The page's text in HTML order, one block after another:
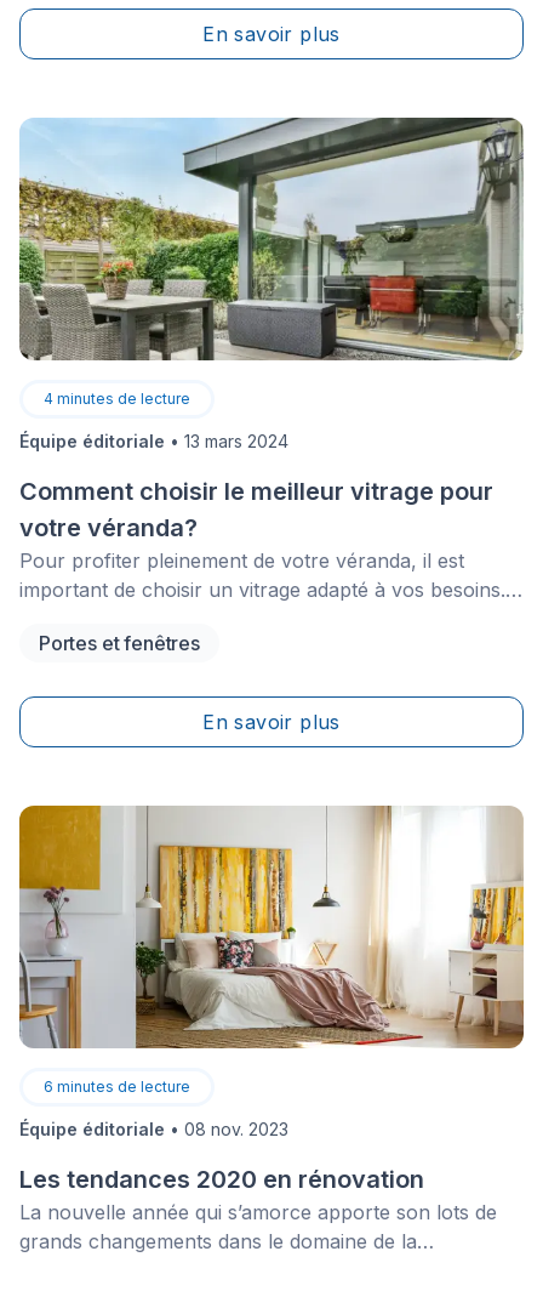
En savoir plus
4 minutes de lecture
Équipe éditoriale • 13 mars 2024
Comment choisir le meilleur vitrage pour
votre véranda?
Pour profiter pleinement de votre véranda, il est
important de choisir un vitrage adapté à vos besoins.
véranda disponibles sur le marché, il n’est pas
éclairé. Pour vous aider, nous vous présentons dans
cet article les principaux types de vitrages, ainsi que
Portes et fenêtres
En savoir plus
6 minutes de lecture
Équipe éditoriale • 08 nov. 2023
Les tendances 2020 en rénovation
La nouvelle année qui s’amorce apporte son lots de
grands changements dans le domaine de la